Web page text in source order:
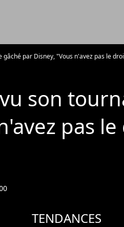
par Disney, "Vous n'avez pas le
son
pas
TENDANCES